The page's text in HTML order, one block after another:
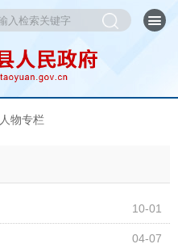
人物专栏
10-01
04-07